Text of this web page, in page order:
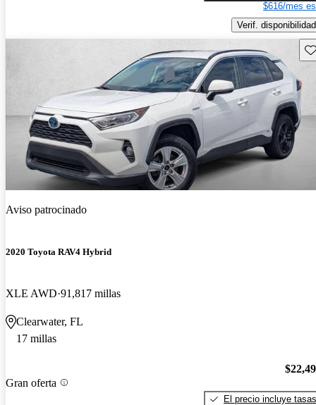
$616/mes
Verif. disponibilidad
Aviso patrocinado
2020 Toyota RAV4 Hybrid
XLE AWD 91,817 millas
Clearwater, FL
17 millas
Gran oferta
El precio incluye tasas